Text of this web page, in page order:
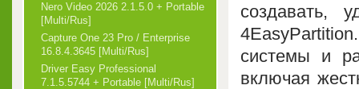
создавать,
системы и
включая
Nero Video 2026 2.1.5.0 + Portable
[Multi/Rus]
Capture One 23 Pro / Enterprise
16.8.4.3645 [Multi/Rus]
Driver Easy Professional
7.1.5.5744 + Portable [Multi/Rus]